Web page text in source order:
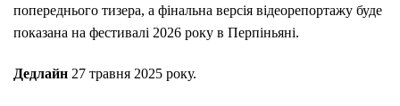
попереднього тизера, а фінальна версія відеорепортажу буде
показана на фестивалі 2026 року в Перпіньяні.
Дедлайн 27 травня 2025 року.